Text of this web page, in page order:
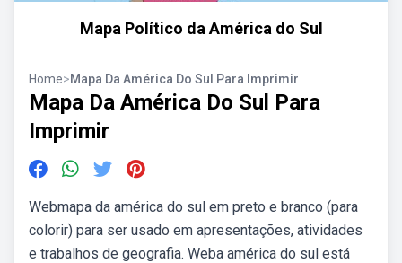
Mapa Político da América do Sul
Home>Mapa Da América Do Sul Para Imprimir
Mapa Da América Do Sul Para
Imprimir
Webmapa da américa do sul em preto e branco (para
colorir) para ser usado em apresentações, atividades
e trabalhos de geografia. Weba américa do sul está